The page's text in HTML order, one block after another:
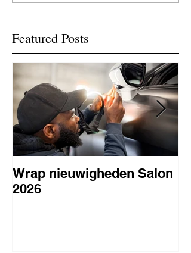
Featured Posts
Wrap nieuwigheden Salon
2026